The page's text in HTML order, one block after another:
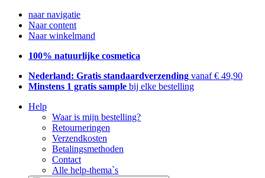
naar navigatie
Naar content
Naar winkelmand
100% natuurlijke cosmetica
Nederland: Gratis standaardverzending vanaf € 49,90
Minstens 1 gratis sample bij elke bestelling
Help
Waar is mijn bestelling?
Retourneringen
Verzendkosten
Betalingsmethoden
Contact
Alle help-thema`s